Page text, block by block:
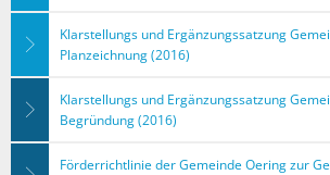
Klarstellungs und Ergänzungssatzung
Planzeichnung (2016)
Klarstellungs und Ergänzungssatzung
Begründung (2016)
Förderrichtlinie der Gemeinde Oering zur